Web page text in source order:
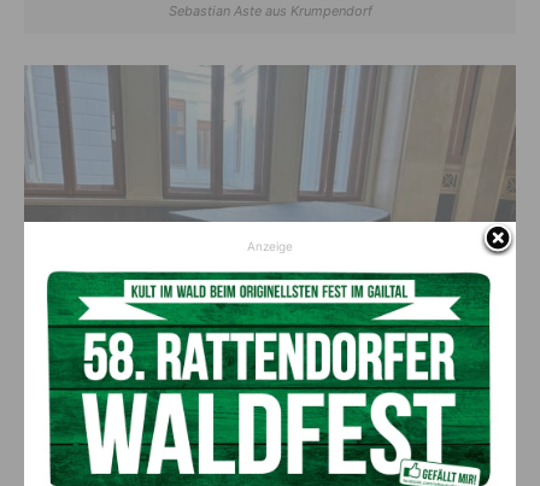
Sebastian Aste aus Krumpendorf
Das “berühmte” Klavier
Anzeige